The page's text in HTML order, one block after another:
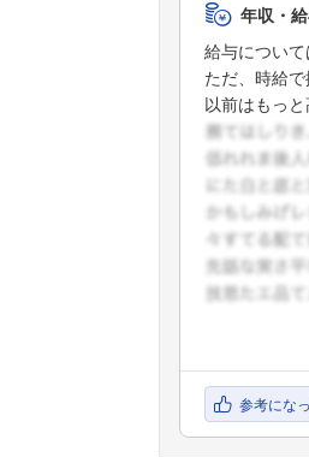
年収・
給与について
ただ、時給
以前はもっ
参考にな